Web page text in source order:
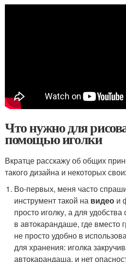
Что нужно для
помощью иголки
Вкратце расскажу об общих
такого дизайна и некоторых
Во-первых, меня часто
инструмент такой на видео и
просто иголку, а для
в автокарандаше, где вместо
не просто удобно в
для хранения: иголка
автокарандаша, и нет